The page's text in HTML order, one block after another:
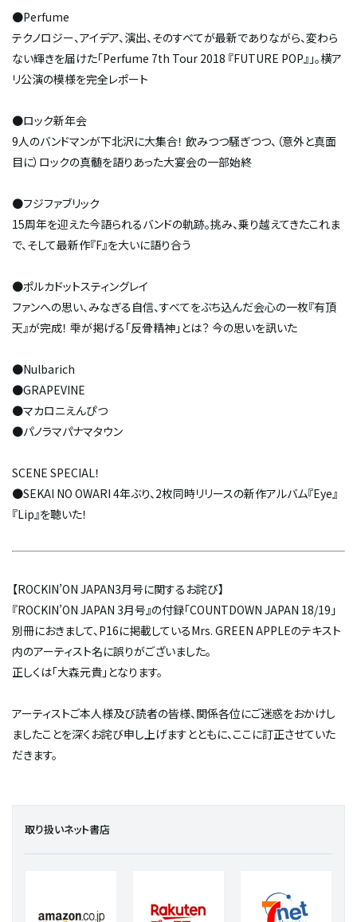
●Perfume
テクノロジー、アイデア、演出、そのすべてが最新でありながら、変わら
ない輝きを届けた「Perfume 7th Tour 2018 『FUTURE POP』」。横ア
リ公演の模様を完全レポート
●ロック新年会
9人のバンドマンが下北沢に大集合！ 飲みつつ騒ぎつつ、（意外と真面
目に）ロックの真髄を語りあった大宴会の一部始終
●フジファブリック
15周年を迎えた今語られるバンドの軌跡。挑み、乗り越えてきたこれま
で、そして最新作『F』を大いに語り合う
●ポルカドットスティングレイ
ファンへの思い、みなぎる自信、すべてをぶち込んだ会心の一枚『有頂
天』が完成！ 雫が掲げる「反骨精神」とは？ 今の思いを訊いた
●Nulbarich
●GRAPEVINE
●マカロニえんぴつ
●パノラマパナマタウン
SCENE SPECIAL！
●SEKAI NO OWARI 4年ぶり、2枚同時リリースの新作アルバム『Eye』
『Lip』を聴いた！
【ROCKIN’ON JAPAN3月号に関するお詫び】
『ROCKIN’ON JAPAN 3月号』の付録「COUNTDOWN JAPAN 18/19」
別冊におきまして、P16に掲載しているMrs. GREEN APPLEのテキスト
内のアーティスト名に誤りがございました。
正しくは「大森元貴」となります。
アーティストご本人様及び読者の皆様、関係各位にご迷惑をおかけし
ましたことを深くお詫び申し上げますとともに、ここに訂正させていた
だきます。
取り扱いネット書店